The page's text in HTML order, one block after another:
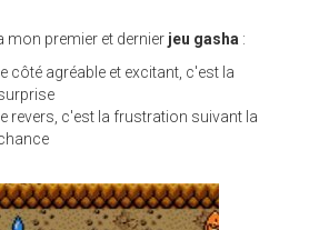
mon premier et dernier jeu gasha :
le côté agréable et excitant, c'est la
le revers, c'est la frustration suivant la